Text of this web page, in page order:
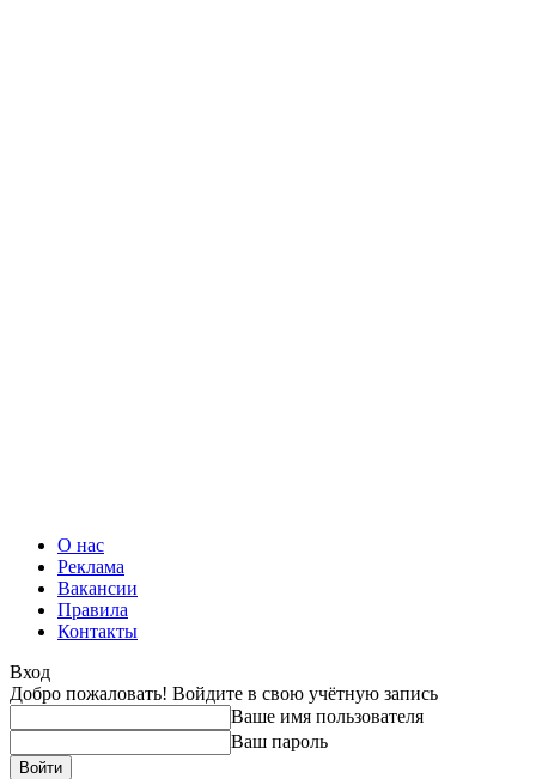
О нас
Реклама
Вакансии
Правила
Контакты
Вход
Добро пожаловать! Войдите в свою учётную запись
Ваше имя пользователя
Ваш пароль